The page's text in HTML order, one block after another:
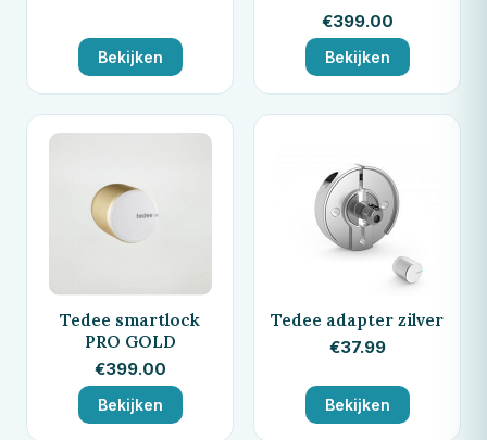
Bekijken
€399.00
Bekijken
Tedee smartlock
PRO GOLD
€399.00
Bekijken
Tedee adapter zilver
€37.99
Bekijken